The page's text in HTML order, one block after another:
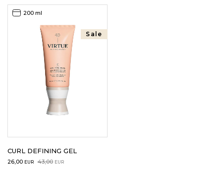
Sale
200 ml
CURL DEFINING GEL
43,00 EUR
Original
26,00 EUR
Current